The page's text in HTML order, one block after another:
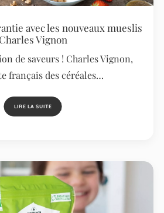
avec les nouveaux mueslis
Charles Vignon
de saveurs ! Charles Vignon,
français des céréales…
LIRE LA SUITE